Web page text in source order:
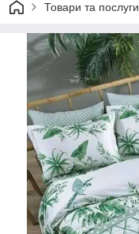
Товари та послуги